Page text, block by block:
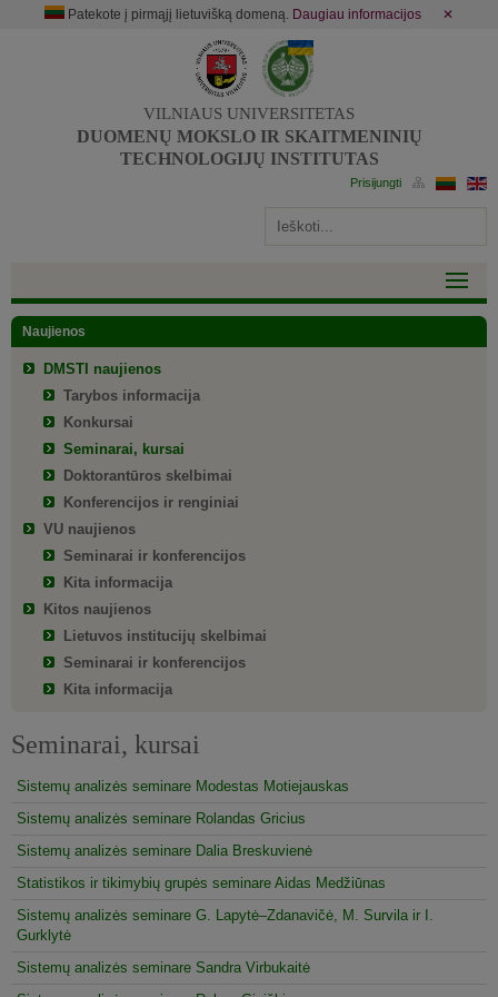
Patekote į pirmąjį lietuvišką domeną. Daugiau informacijos ✕
VILNIAUS UNIVERSITETAS
DUOMENŲ MOKSLO IR SKAITMENINIŲ
TECHNOLOGIJŲ INSTITUTAS
Naujienos
DMSTI naujienos
Tarybos informacija
Konkursai
Seminarai, kursai
Doktorantūros skelbimai
Konferencijos ir renginiai
VU naujienos
Seminarai ir konferencijos
Kita informacija
Kitos naujienos
Lietuvos institucijų skelbimai
Seminarai ir konferencijos
Kita informacija
Seminarai, kursai
Sistemų analizės seminare Modestas Motiejauskas
Sistemų analizės seminare Rolandas Gricius
Sistemų analizės seminare Dalia Breskuvienė
Statistikos ir tikimybių grupės seminare Aidas Medžiūnas
Sistemų analizės seminare G. Lapytė–Zdanavičė, M. Survila ir I.
Gurklytė
Sistemų analizės seminare Sandra Virbukaitė